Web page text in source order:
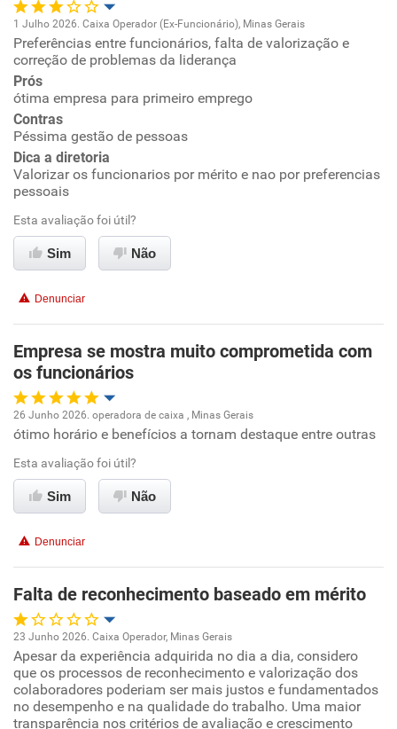
Não recomenda esta empresa
Conciliação com a vida familiar
Benefícios
Não recomenda esta empresa
Não recomenda a diretoria
Oportunidade de promoção
Ambiente de trabalho
Conciliação com a vida familiar
Benefícios
Recomenda esta empresa
Não recomenda a diretoria
1 Julho 2026. Caixa Operador (Ex-Funcionário), Minas Gerais
Preferências entre funcionários, falta de valorização e
correção de problemas da liderança
Prós
ótima empresa para primeiro emprego
Contras
Péssima gestão de pessoas
Dica a diretoria
Valorizar os funcionarios por mérito e nao por preferencias
pessoais
Esta avaliação foi útil?
Sim Não
Denunciar
Empresa se mostra muito comprometida com
os funcionários
Oportunidade de promoção
Ambiente de trabalho
Benefícios
Recomenda esta empresa
Recomenda a diretoria
26 Junho 2026. operadora de caixa , Minas Gerais
ótimo horário e benefícios a tornam destaque entre outras
Esta avaliação foi útil?
Sim Não
Denunciar
Falta de reconhecimento baseado em mérito
Oportunidade de promoção
Ambiente de trabalho
23 Junho 2026. Caixa Operador, Minas Gerais
Apesar da experiência adquirida no dia a dia, considero
que os processos de reconhecimento e valorização dos
colaboradores poderiam ser mais justos e fundamentados
no desempenho e na qualidade do trabalho. Uma maior
transparência nos critérios de avaliação e crescimento